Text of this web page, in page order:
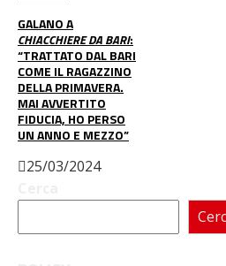
GALANO A
CHIACCHIERE DA BARI:
“TRATTATO DAL BARI
COME IL RAGAZZINO
DELLA PRIMAVERA.
MAI AVVERTITO
FIDUCIA, HO PERSO
UN ANNO E MEZZO”
25/03/2024